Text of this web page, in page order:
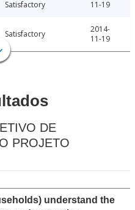
Satisfactory
11-19
Satisfactory
2014-
11-19
DE
PROJETO
understand the